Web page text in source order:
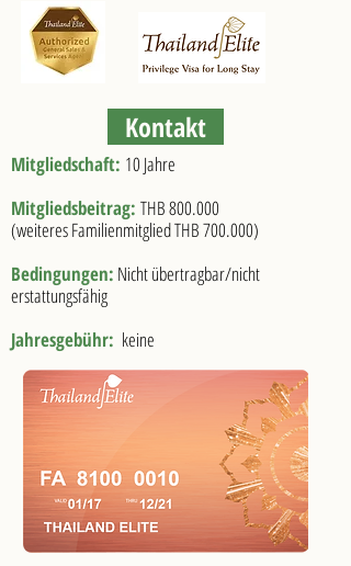
Kontakt
Mitgliedschaft: 10 Jahre
Mitgliedsbeitrag: THB 800.000
(weiteres Familienmitglied THB 700.000)
Bedingungen: Nicht übertragbar/nicht
erstattungsfähig
Jahresgebühr: keine